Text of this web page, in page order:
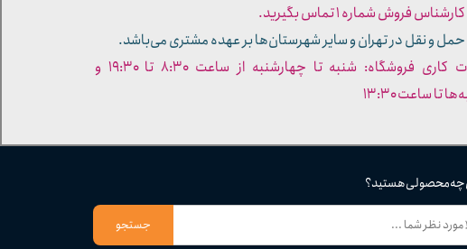
چه محصولی هستید؟
جستجو
فروش شماره ۱ تماس بگیرید.
حمل و نقل در تهران و سایر شهرستان‌ها بر عهده مشتری می‌باشد.
- ساعات کاری فروشگاه: شنبه تا چهارشنبه از ساعت ۸:۳۰ تا ۱۹:۳۰ و
تا ساعت ۱۳:۳۰​​​​​​​